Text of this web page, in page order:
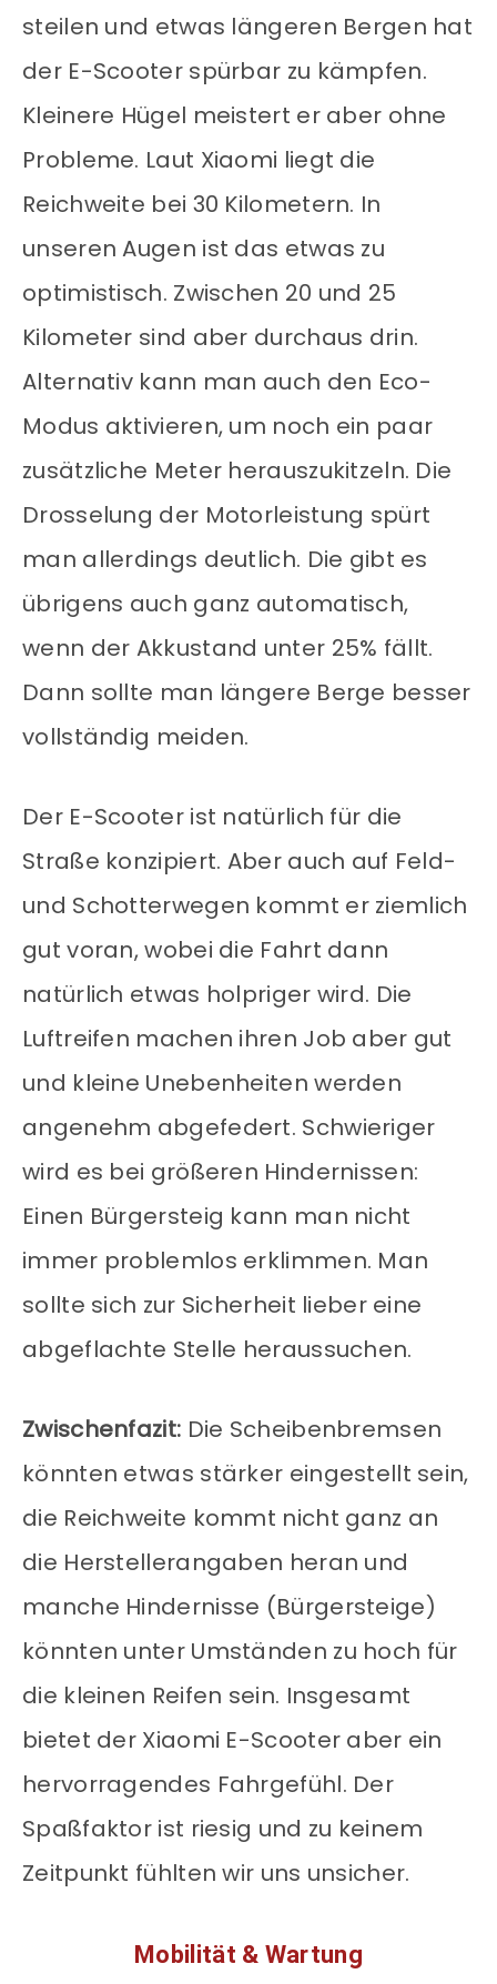
steilen und etwas längeren Bergen hat
der E-Scooter spürbar zu kämpfen.
Kleinere Hügel meistert er aber ohne
Probleme. Laut Xiaomi liegt die
Reichweite bei 30 Kilometern. In
unseren Augen ist das etwas zu
optimistisch. Zwischen 20 und 25
Kilometer sind aber durchaus drin.
Alternativ kann man auch den Eco-
Modus aktivieren, um noch ein paar
zusätzliche Meter herauszukitzeln. Die
Drosselung der Motorleistung spürt
man allerdings deutlich. Die gibt es
übrigens auch ganz automatisch,
wenn der Akkustand unter 25% fällt.
Dann sollte man längere Berge besser
vollständig meiden.
Der E-Scooter ist natürlich für die
Straße konzipiert. Aber auch auf Feld-
und Schotterwegen kommt er ziemlich
gut voran, wobei die Fahrt dann
natürlich etwas holpriger wird. Die
Luftreifen machen ihren Job aber gut
und kleine Unebenheiten werden
angenehm abgefedert. Schwieriger
wird es bei größeren Hindernissen:
Einen Bürgersteig kann man nicht
immer problemlos erklimmen. Man
sollte sich zur Sicherheit lieber eine
abgeflachte Stelle heraussuchen.
Zwischenfazit: Die Scheibenbremsen
könnten etwas stärker eingestellt sein,
die Reichweite kommt nicht ganz an
die Herstellerangaben heran und
manche Hindernisse (Bürgersteige)
könnten unter Umständen zu hoch für
die kleinen Reifen sein. Insgesamt
bietet der Xiaomi E-Scooter aber ein
hervorragendes Fahrgefühl. Der
Spaßfaktor ist riesig und zu keinem
Zeitpunkt fühlten wir uns unsicher.
Mobilität & Wartung